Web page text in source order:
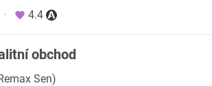
· 4.4
obchod
Sen)